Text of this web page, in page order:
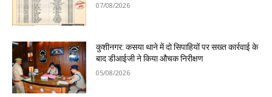
07/08/2026
कुशीनगर: कसया थाने में दो सिपाहियों पर सख्त कार्रवाई के
बाद डीआईजी ने किया औचक निरीक्षण
05/08/2026